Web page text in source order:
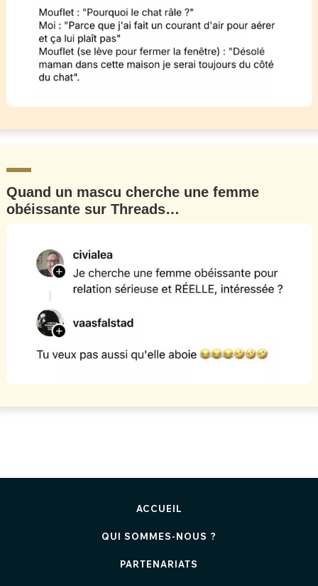
Quand un mascu cherche une femme
obéissante sur Threads…
ACCUEIL
QUI SOMMES-NOUS ?
PARTENARIATS